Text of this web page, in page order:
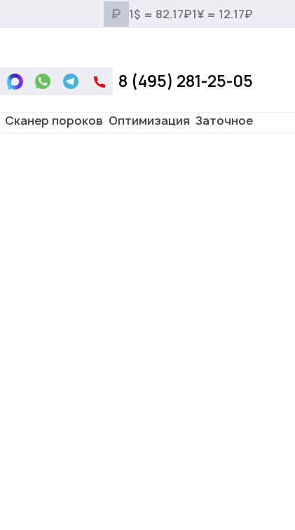
₽ 1$ = 82.17₽1¥ = 12.17₽
Сканер пороков Оптимизация Заточное
8 (495) 281-25-05